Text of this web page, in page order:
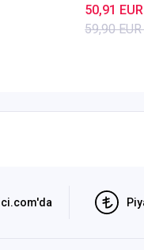
59,90
50,91